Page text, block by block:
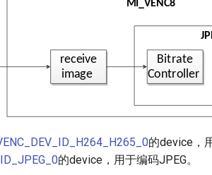
的device，
的device，用于编码JPEG。